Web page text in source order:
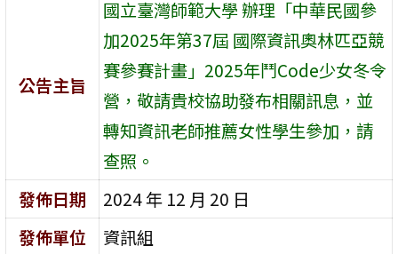
公告主旨
國立臺灣師範大學 辦理「中華民國參
加2025年第37屆 國際資訊奧林匹亞競
賽參賽計畫」2025年鬥Code少女冬令
營，敬請貴校協助發布相關訊息，並
轉知資訊老師推薦女性學生參加，請
查照。
發佈日期
2024 年 12 月 20 日
發佈單位
資訊組